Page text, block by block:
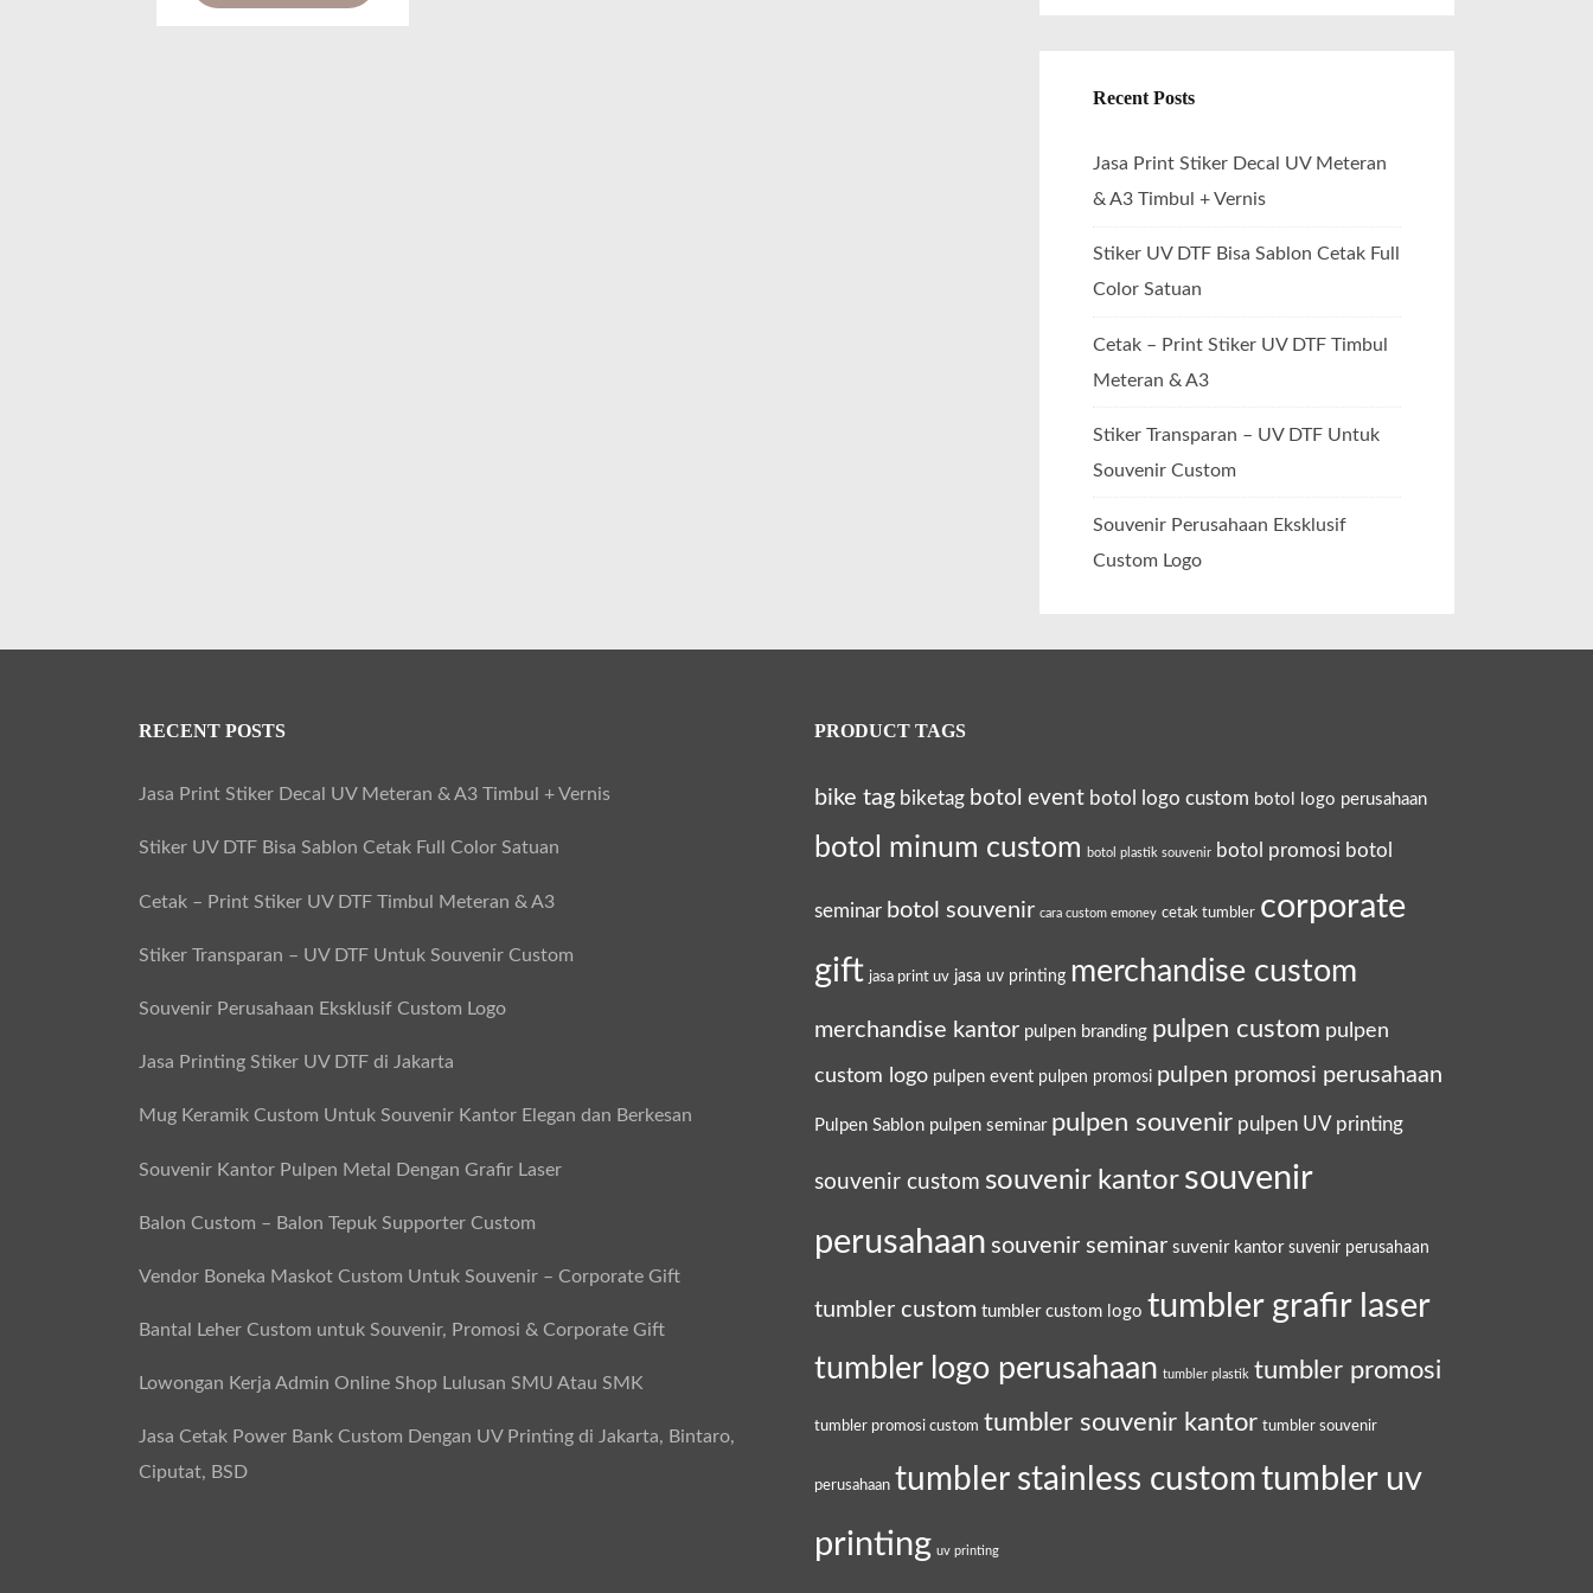
Recent Posts
Jasa Print Stiker Decal UV Meteran
& A3 Timbul + Vernis
Stiker UV DTF Bisa Sablon Cetak Full
Color Satuan
Cetak – Print Stiker UV DTF Timbul
Meteran & A3
Stiker Transparan – UV DTF Untuk
Souvenir Custom
Souvenir Perusahaan Eksklusif
Custom Logo
RECENT POSTS
Jasa Print Stiker Decal UV Meteran & A3 Timbul + Vernis
Stiker UV DTF Bisa Sablon Cetak Full Color Satuan
Cetak – Print Stiker UV DTF Timbul Meteran & A3
Stiker Transparan – UV DTF Untuk Souvenir Custom
Souvenir Perusahaan Eksklusif Custom Logo
Jasa Printing Stiker UV DTF di Jakarta
Mug Keramik Custom Untuk Souvenir Kantor Elegan dan Berkesan
Souvenir Kantor Pulpen Metal Dengan Grafir Laser
Balon Custom – Balon Tepuk Supporter Custom
Vendor Boneka Maskot Custom Untuk Souvenir – Corporate Gift
Bantal Leher Custom untuk Souvenir, Promosi & Corporate Gift
Lowongan Kerja Admin Online Shop Lulusan SMU Atau SMK
Jasa Cetak Power Bank Custom Dengan UV Printing di Jakarta, Bintaro,
Ciputat, BSD
PRODUCT TAGS
bike tag biketag botol event botol logo custom botol logo perusahaan
botol minum custom botol plastik souvenir botol promosi botol
seminar botol souvenir cara custom emoney cetak tumbler corporate
gift jasa print uv jasa uv printing merchandise custom
merchandise kantor pulpen branding pulpen custom pulpen
custom logo pulpen event pulpen promosi pulpen promosi perusahaan
Pulpen Sablon pulpen seminar pulpen souvenir pulpen UV printing
souvenir custom souvenir kantor souvenir
perusahaan souvenir seminar suvenir kantor suvenir perusahaan
tumbler custom tumbler custom logo tumbler grafir laser
tumbler logo perusahaan tumbler plastik tumbler promosi
tumbler promosi custom tumbler souvenir kantor tumbler souvenir
perusahaan tumbler stainless customtumbler uv
printing uv printing